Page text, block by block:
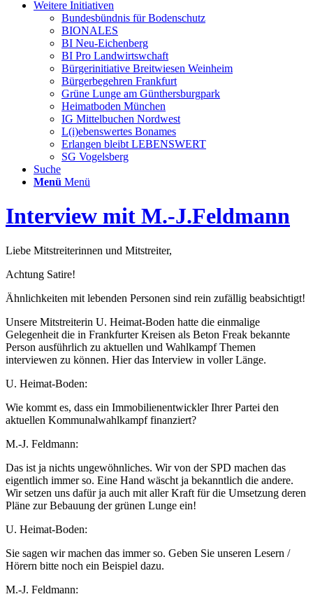
Weitere Initiativen
Bundesbündnis für Bodenschutz
BIONALES
BI Neu-Eichenberg
BI Pro Landwirtswchaft
Bürgerinitiative Breitwiesen Weinheim
Bürgerbegehren Frankfurt
Grüne Lunge am Günthersburgpark
Heimatboden München
IG Mittelbuchen Nordwest
L(i)ebenswertes Bonames
Erlangen bleibt LEBENSWERT
SG Vogelsberg
Suche
Menü Menü
Interview mit M.-J.Feldmann
Liebe Mitstreiterinnen und Mitstreiter,
Achtung Satire!
Ähnlichkeiten mit lebenden Personen sind rein zufällig beabsichtigt!
Unsere Mitstreiterin U. Heimat-Boden hatte die einmalige
Gelegenheit die in Frankfurter Kreisen als Beton Freak bekannte
Person ausführlich zu aktuellen und Wahlkampf Themen
interviewen zu können. Hier das Interview in voller Länge.
U. Heimat-Boden:
Wie kommt es, dass ein Immobilienentwickler Ihrer Partei den
aktuellen Kommunalwahlkampf finanziert?
M.-J. Feldmann:
Das ist ja nichts ungewöhnliches. Wir von der SPD machen das
eigentlich immer so. Eine Hand wäscht ja bekanntlich die andere.
Wir setzen uns dafür ja auch mit aller Kraft für die Umsetzung deren
Pläne zur Bebauung der grünen Lunge ein!
U. Heimat-Boden:
Sie sagen wir machen das immer so. Geben Sie unseren Lesern /
Hörern bitte noch ein Beispiel dazu.
M.-J. Feldmann: